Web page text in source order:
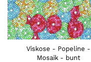
Viskose - Popeline -
Mosaik - bunt